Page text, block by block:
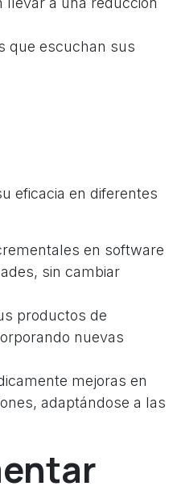
que escuchan sus
eficacia en diferentes
en software
sin cambiar
productos de
nuevas
mejoras en
adaptándose a las